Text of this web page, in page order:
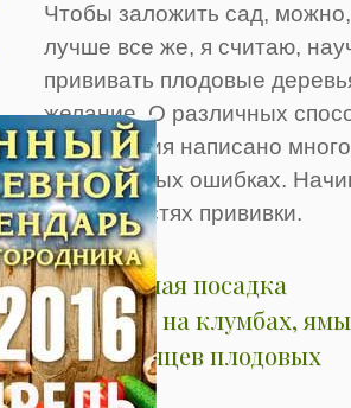
Чтобы заложить сад,
лучше все же, я считаю,
прививать плодовые
желание. О различных
выполнения написано
собственных ошибках.
особенностях прививки.
Правильная посадка
саженцев на клумбах, ямы
для саженцев плодовых
деревьев